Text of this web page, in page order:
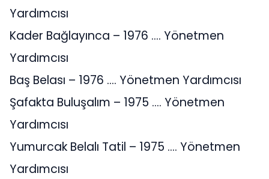
Yardımcısı
Kader Bağlayınca – 1976 …. Yönetmen
Yardımcısı
Baş Belası – 1976 …. Yönetmen Yardımcısı
Şafakta Buluşalım – 1975 …. Yönetmen
Yardımcısı
Yumurcak Belalı Tatil – 1975 …. Yönetmen
Yardımcısı